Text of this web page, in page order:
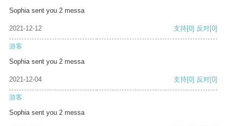
Sophia sent you 2 messa
2021-12-12 支持[0] 反对[0]
游客
Sophia sent you 2 messa
2021-12-04 支持[0] 反对[0]
游客
Sophia sent you 2 messa